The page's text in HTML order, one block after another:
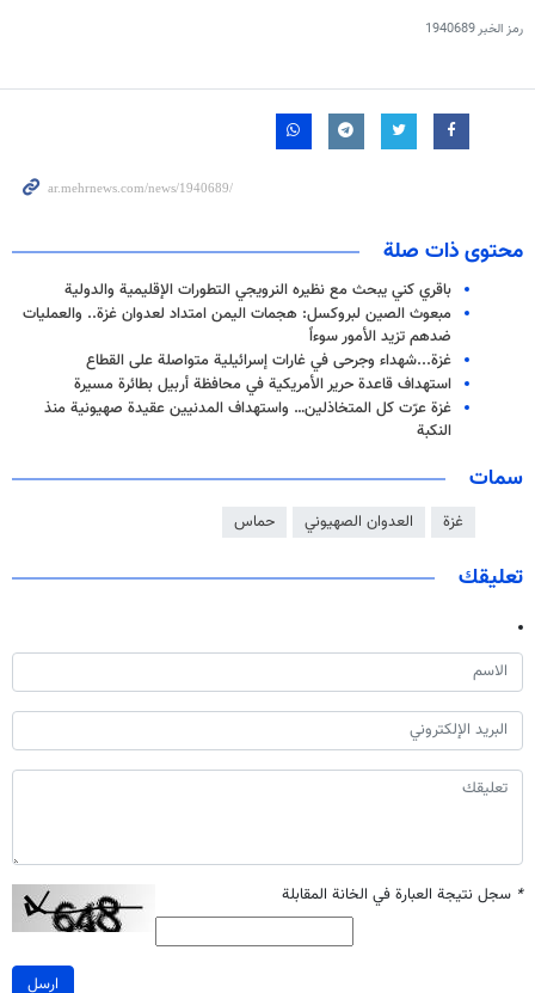
رمز الخبر1940689
محتوى ذات صلة
باقري كني يبحث مع نظيره النرويجي التطورات الإقليمية والدولية
مبعوث الصين لبروكسل: هجمات اليمن امتداد لعدوان غزة.. والعمليات
ضدهم تزيد الأمور سوءاً
غزة...شهداء وجرحى في غارات إسرائيلية متواصلة على القطاع
استهداف قاعدة حرير الأمريكية في محافظة أربيل بطائرة مسيرة
غزة عرّت كل المتخاذلين… واستهداف المدنيين عقيدة صهيونية منذ
النكبة
سمات
غزة العدوان الصهيوني حماس
تعليقك
* سجل نتيجة العبارة في الخانة المقابلة
ارسل